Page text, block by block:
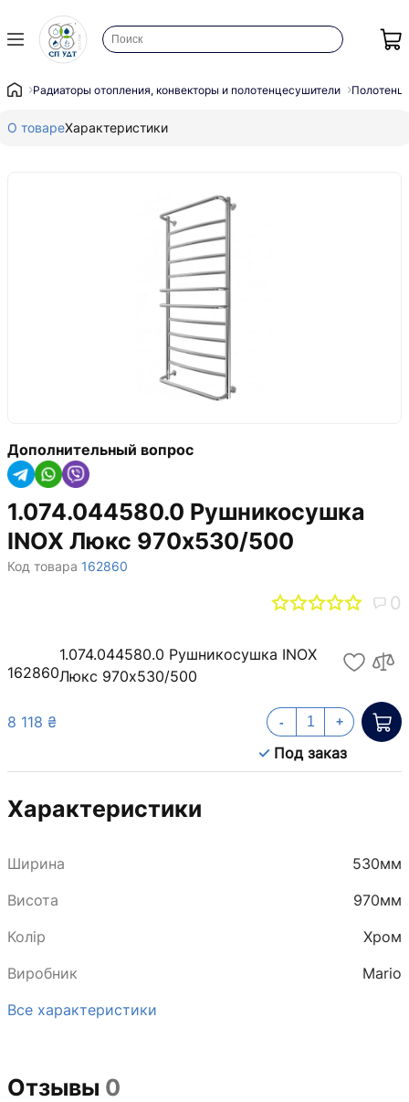
Радиаторы отопления, конвекторы и полотенцесушители
О товареХарактеристики
Дополнительный вопрос
1.074.044580.0 Рушникосушка
INOX Люкс 970х530/500
Код товара 162860
0
162860
1.074.044580.0 Рушникосушка INOX
Люкс 970х530/500
8 118 ₴
Под заказ
- +
Характеристики
Ширина
530мм
Висота
970мм
Колір
Хром
Виробник
Mario
Все характеристики
Отзывы 0